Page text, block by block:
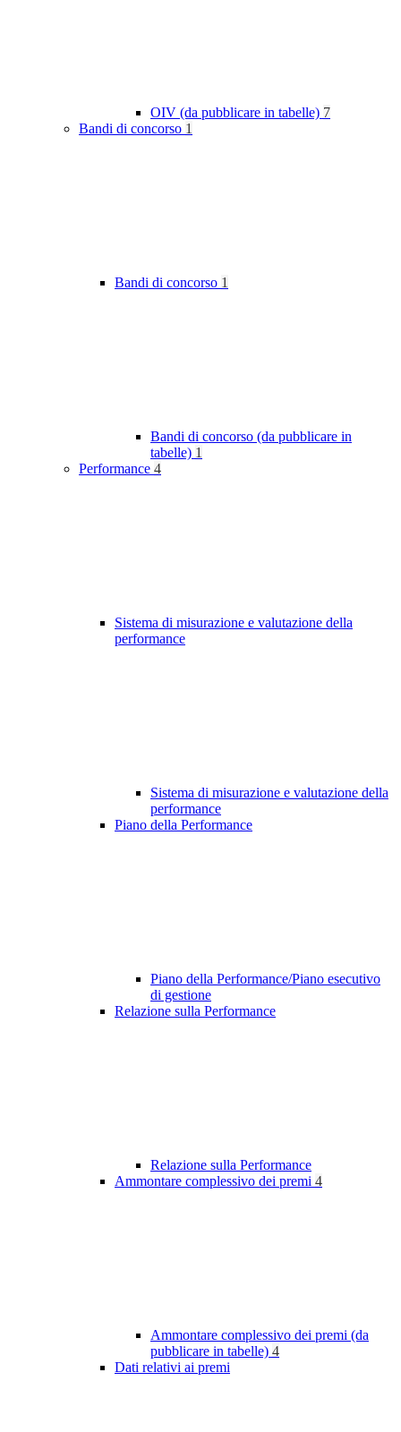
OIV (da pubblicare in tabelle) 7
Bandi di concorso 1
Bandi di concorso 1
Bandi di concorso (da pubblicare in
tabelle) 1
Performance 4
Sistema di misurazione e valutazione della
performance
Sistema di misurazione e valutazione della
performance
Piano della Performance
Piano della Performance/Piano esecutivo
di gestione
Relazione sulla Performance
Relazione sulla Performance
Ammontare complessivo dei premi 4
Ammontare complessivo dei premi (da
pubblicare in tabelle) 4
Dati relativi ai premi